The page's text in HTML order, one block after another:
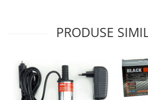
PRODUSE